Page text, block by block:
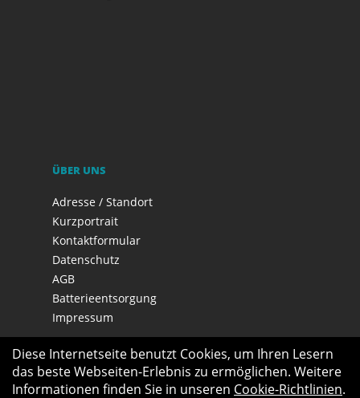
ÜBER UNS
Adresse / Standort
Kurzportrait
Kontaktformular
Datenschutz
AGB
Batterieentsorgung
Impressum
Diese Internetseite benutzt Cookies, um Ihren Lesern
das beste Webseiten-Erlebnis zu ermöglichen. Weitere
Informationen finden Sie in unseren Cookie-Richtlinien.